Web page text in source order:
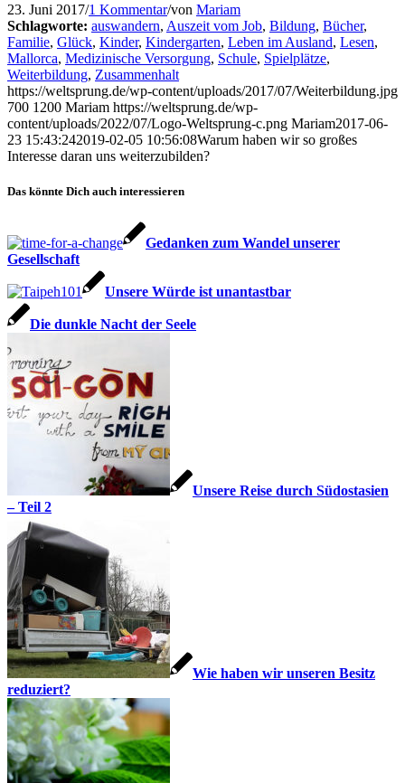
23. Juni 2017/1 Kommentar/von Mariam
Schlagworte: auswandern, Auszeit vom Job, Bildung, Bücher,
Familie, Glück, Kinder, Kindergarten, Leben im Ausland, Lesen,
Mallorca, Medizinische Versorgung, Schule, Spielplätze,
Weiterbildung, Zusammenhalt
https://weltsprung.de/wp-content/uploads/2017/07/Weiterbildung.jpg
700 1200 Mariam https://weltsprung.de/wp-
content/uploads/2022/07/Logo-Weltsprung-c.png Mariam2017-06-
23 15:43:242019-02-05 10:56:08Warum haben wir so großes
Interesse daran uns weiterzubilden?
Das könnte Dich auch interessieren
Gedanken zum Wandel unserer
Gesellschaft
Unsere Würde ist unantastbar
Die dunkle Nacht der Seele
Unsere Reise durch Südostasien
– Teil 2
Wie haben wir unseren Besitz
reduziert?